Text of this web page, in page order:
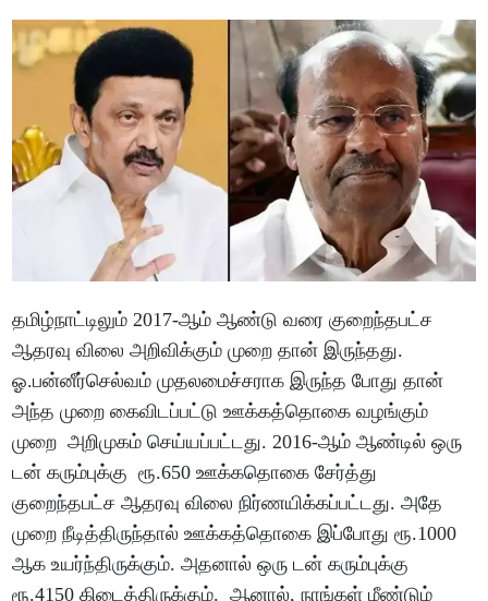
தமிழ்நாட்டிலும் 2017-ஆம் ஆண்டு வரை குறைந்தபட்ச
ஆதரவு விலை அறிவிக்கும் முறை தான் இருந்தது.
ஓ.பன்னீர்செல்வம் முதலமைச்சராக இருந்த போது தான்
அந்த முறை கைவிடப்பட்டு ஊக்கத்தொகை வழங்கும்
முறை அறிமுகம் செய்யப்பட்டது. 2016-ஆம் ஆண்டில் ஒரு
டன் கரும்புக்கு ரூ.650 ஊக்கதொகை சேர்த்து
குறைந்தபட்ச ஆதரவு விலை நிர்ணயிக்கப்பட்டது. அதே
முறை நீடித்திருந்தால் ஊக்கத்தொகை இப்போது ரூ.1000
ஆக உயர்ந்திருக்கும். அதனால் ஒரு டன் கரும்புக்கு
ரூ.4150 கிடைத்திருக்கும். ஆனால், நாங்கள் மீண்டும்